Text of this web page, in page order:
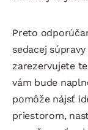
Preto
sedacej
zarezervujete
vám bude
pomôže nájsť
priestorom,